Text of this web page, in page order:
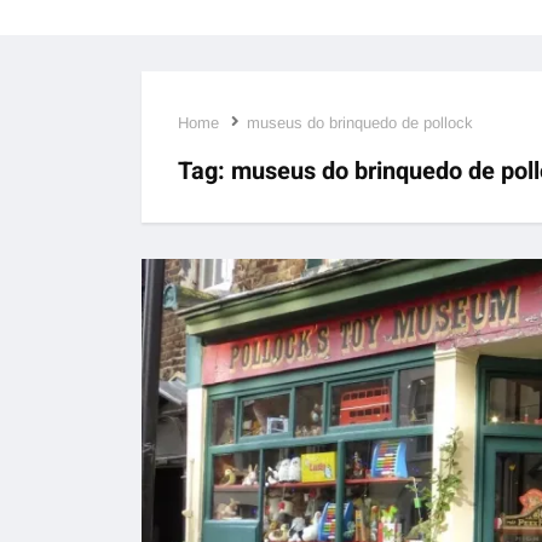
Home museus do brinquedo de pollock
Tag: museus do brinquedo de